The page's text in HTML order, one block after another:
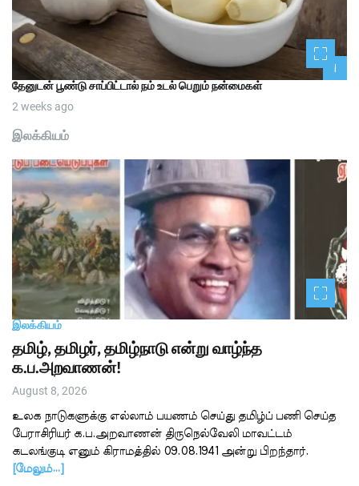
1
தேனுடன் பூண்டு சாப்பிட்டால் நம் உடல் பெறும் நன்மைகள்
2 weeks ago
இலக்கியம்
இலக்கியம்
தமிழ், தமிழர், தமிழ்நாடு என்று வாழ்ந்த
க.ப.அறவாணன்!
August 8, 2026
உலக நாடுகளுக்கு எல்லாம் பயணம் செய்து தமிழ்ப் பணி செய்த
பேராசிரியர் க.ப.அறவாணன் திருநெல்வேலி மாவட்டம்
கடலங்குடி எனும் கிராமத்தில் 09.08.1941 அன்று பிறந்தார்.
[மேலும்…]